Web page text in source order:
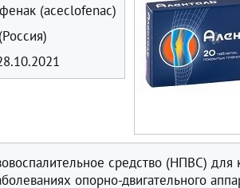
(aceclofenac)
средство (НПВС) для
опорно-двигательного